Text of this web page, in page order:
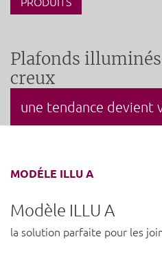
Plafonds
creux
une tendance devient
MODÉLE ILLU A
Modèle ILLU A
la solution parfaite pour les